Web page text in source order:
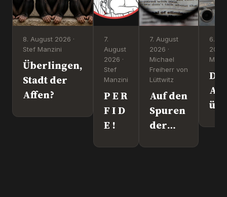
8. August 2026 ·
Stef Manzini
Überlingen,
Stadt der
Affen?
7.
August
2026 ·
Stef
Manzini
P E R
F I D
E !
7. August
2026 ·
Michael
Freiherr von
Lüttwitz
Auf den
Spuren
der
6.
2026